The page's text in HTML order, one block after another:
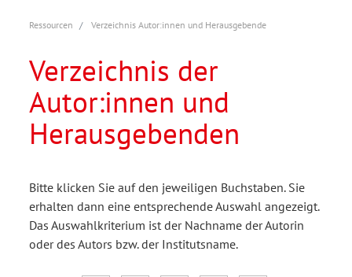
Ressourcen Verzeichnis Autor:innen und Herausgebende
Verzeichnis der
Autor:innen und
Herausgebenden
Bitte klicken Sie auf den jeweiligen Buchstaben. Sie
erhalten dann eine entsprechende Auswahl angezeigt.
Das Auswahlkriterium ist der Nachname der Autorin
oder des Autors bzw. der Institutsname.